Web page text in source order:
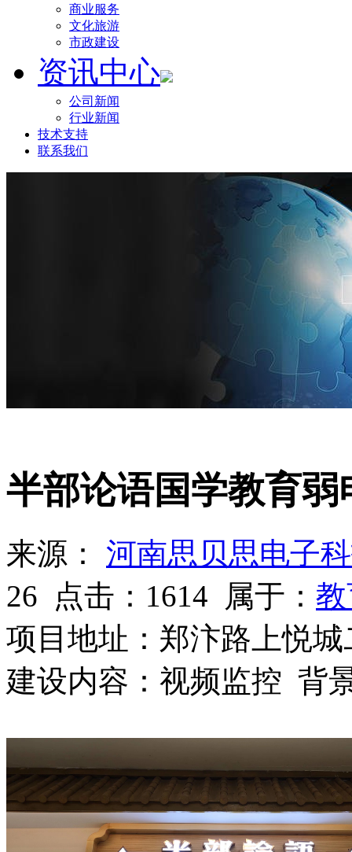
商业服务
文化旅游
市政建设
资讯中心
公司新闻
行业新闻
技术支持
联系我们
半部论语国学教育弱
来源：
河南思贝思电子
26
点击： 1614 属于：
项目地址：郑汴路上悦城
建设内容：视频监控 背